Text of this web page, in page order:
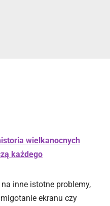
wielkanocnych
każdego
inne istotne problemy,
ekranu czy